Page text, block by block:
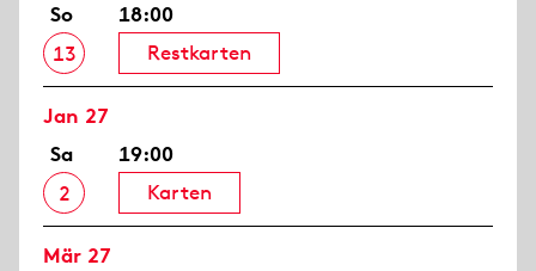
So
13
18:00
Restkarten
Jan 27
Sa
2
19:00
Karten
Mär 27